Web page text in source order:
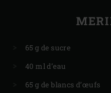
65 g de sucre
40 ml d’eau
65 g de blancs d’œufs